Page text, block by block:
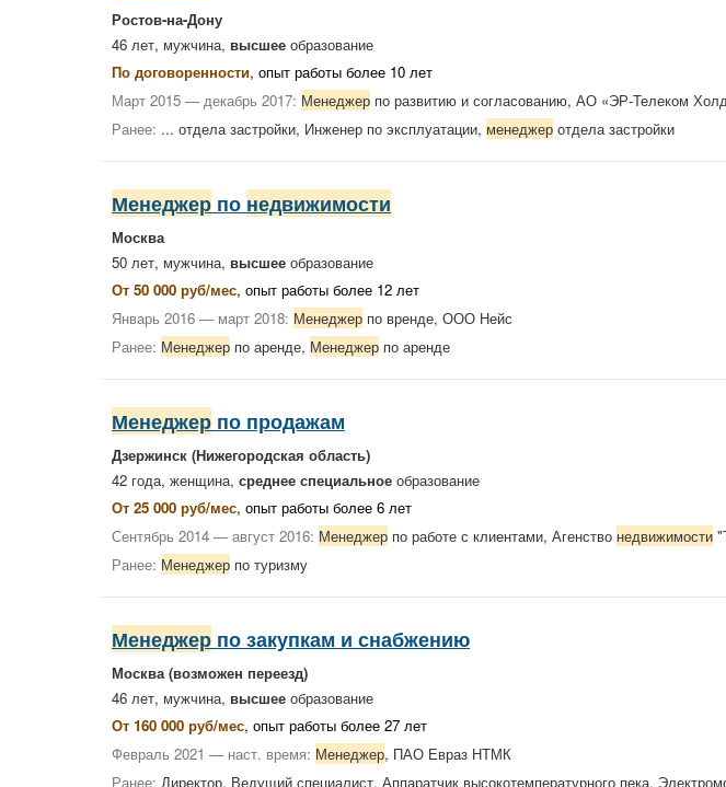
Ростов-на-Дону
46 лет, мужчина, высшее образование
По договоренности, опыт работы более 10 лет
Март 2015 — декабрь 2017: Менеджер по развитию и согласованию, АО «ЭР-Телеком
Ранее: ... отдела застройки, Инженер по эксплуатации, менеджер отдела застройки
Менеджер по недвижимости
Москва
50 лет, мужчина, высшее образование
От 50 000 руб/мес, опыт работы более 12 лет
Январь 2016 — март 2018: Менеджер по вренде, ООО Нейс
Ранее: Менеджер по аренде, Менеджер по аренде
Менеджер по продажам
Дзержинск (Нижегородская область)
42 года, женщина, среднее специальное образование
От 25 000 руб/мес, опыт работы более 6 лет
Сентябрь 2014 — август 2016: Менеджер по работе с клиентами, Агенство недвижимости
Ранее: Менеджер по туризму
Менеджер по закупкам и снабжению
Москва(возможен переезд)
46 лет, мужчина, высшее образование
От 160 000 руб/мес, опыт работы более 27 лет
Февраль 2021 — наст. время: Менеджер, ПАО Евраз НТМК
Ранее: Директор, Ведущий специалист, Аппаратчик высокотемпературного пека,